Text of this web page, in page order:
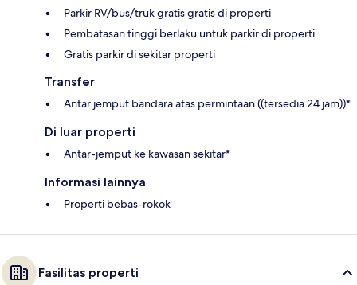
Parkir RV/bus/truk gratis gratis di properti
Pembatasan tinggi berlaku untuk parkir di properti
Gratis parkir di sekitar properti
Transfer
Antar jemput bandara atas permintaan ((tersedia 24 jam))*
Di luar properti
Antar-jemput ke kawasan sekitar*
Informasi lainnya
Properti bebas-rokok
Fasilitas properti